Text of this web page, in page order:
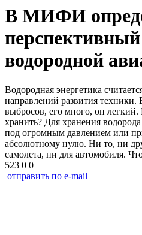
В МИФИ
водородной
Водородная энергетика
направлений развития техники.
выбросов, его много, он легкий.
хранить? Для хранения
под огромным давлением или
абсолютному нулю. Ни то, ни
самолета, ни для автомобиля.
523 0 0
отправить по e-mail